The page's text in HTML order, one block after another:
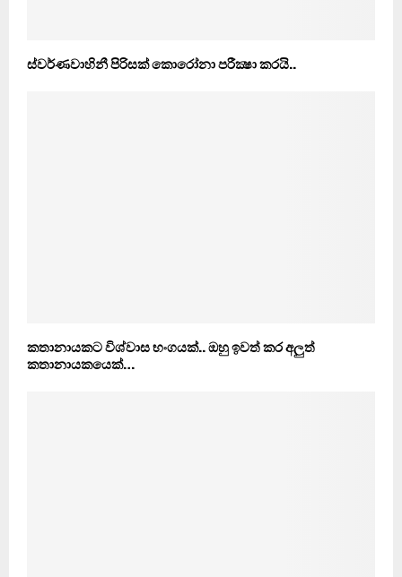
ස්වර්ණවාහිනී පිරිසක් කොරෝනා පරීක්‍ෂා කරයි..
කතානායකට විශ්වාස භංගයක්.. ඔහු ඉවත් කර අලුත්
කතානායකයෙක්…